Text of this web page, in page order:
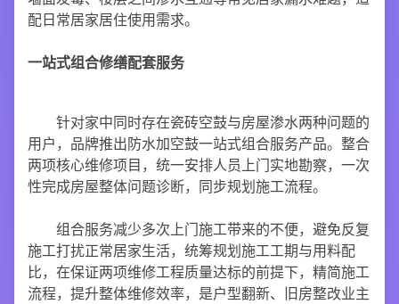
配日常居家居住使用需求。
一站式组合修缮配套服务
针对家中同时存在瓷砖空鼓与房屋渗水两种问题的
用户，品牌推出防水加空鼓一站式组合服务产品。整合
两项核心维修项目，统一安排人员上门实地勘察，一次
性完成房屋整体问题诊断，同步规划施工流程。
组合服务减少多次上门施工带来的不便，避免反复
施工打扰正常居家生活，统筹规划施工工期与用料配
比，在保证两项维修工程质量达标的前提下，精简施工
流程，提升整体维修效率，是户型翻新、旧房整改业主